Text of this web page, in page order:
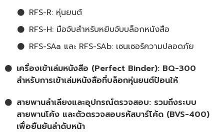
RFS-R: หุ่นยนต์
RFS-H: มือจับสำหรับหยิบจับบล็อกหนังสือ
RFS-SAa และ RFS-SAb: เซนเซอร์ความปลอดภัย
เครื่องเข้าเล่มหนังสือ (Perfect Binder): BQ-300
สำหรับการเข้าเล่มหนังสือที่บล็อกหุ่นยนต์ป้อนให้
สายพานลำเลียงและอุปกรณ์ตรวจสอบ: รวมถึงระบบ
สายพานโค้ง และตัวตรวจสอบรหัสบาร์โค้ด (BVS-400)
เพื่อยืนยันลำดับหน้า